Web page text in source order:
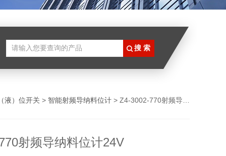
液）位开关 > 智能射频导纳料位计 > Z4-3002-770射频导纳料位计24V
射频导纳料位计24V